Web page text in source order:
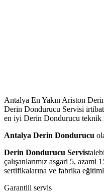
Antalya En Yakın Ariston
Derin Dondurucu Servisi
en iyi Derin Dondurucu teknik
Antalya Derin Dondurucu
Derin Dondurucu Servis
çalışanlarımız asgari 5,
sertifikalarına ve fabrika
Garantili servis